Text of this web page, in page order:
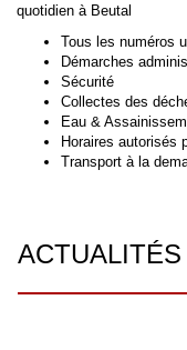
quotidien à Beutal
Tous les numéros
Démarches
Sécurité
Collectes des
Eau &
Horaires autorisés
Transport à la
ACTUALITÉS